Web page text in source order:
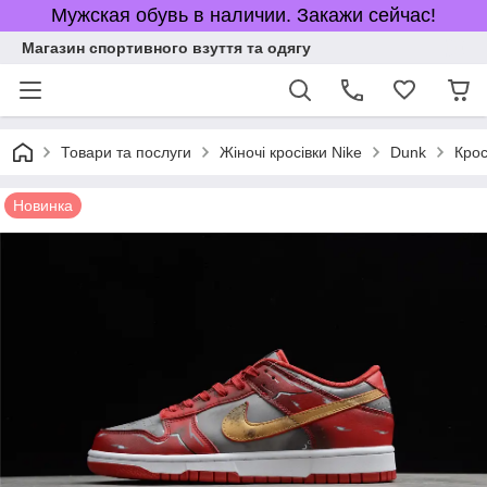
Мужская обувь в наличии. Закажи сейчас!
Магазин спортивного взуття та одягу
Товари та послуги Жіночі кросівки Nike Dunk
Новинка